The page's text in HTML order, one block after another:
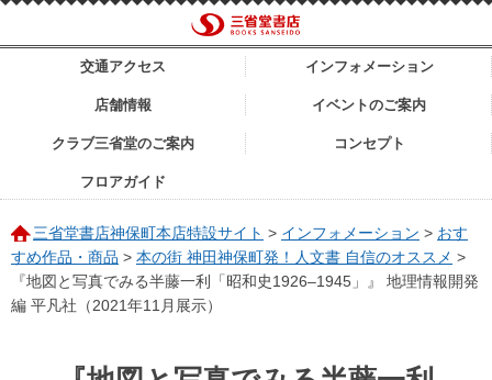
交通アクセス インフォメーション
店舗情報 イベントのご案内
クラブ三省堂のご案内 コンセプト
フロアガイド
三省堂書店神保町本店特設サイト > インフォメーション > おす
すめ作品・商品 > 本の街 神田神保町発！人文書 自信のオススメ >
『地図と写真でみる半藤一利「昭和史1926–1945」』 地理情報開発
編 平凡社（2021年11月展示）